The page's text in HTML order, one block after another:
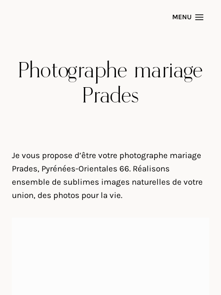
MENU
Photographe mariage
Prades
Je vous propose d’être votre photographe mariage
Prades, Pyrénées-Orientales 66. Réalisons
ensemble de sublimes images naturelles de votre
union, des photos pour la vie.